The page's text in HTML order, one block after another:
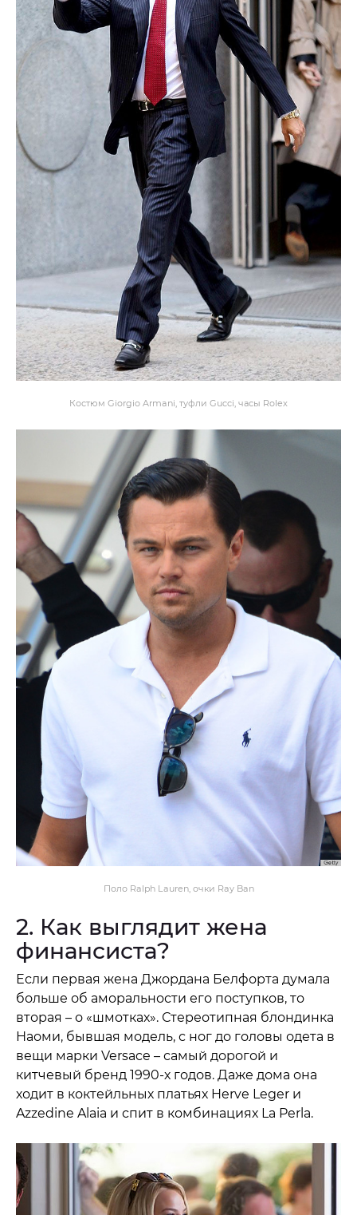
Костюм Giorgio Armani, туфли Gucci, часы Rolex
Поло Ralph Lauren, очки Ray Ban
2. Как выглядит жена
финансиста?
Если первая жена Джордана Белфорта думала
больше об аморальности его поступков, то
вторая – о «шмотках». Стереотипная блондинка
Наоми, бывшая модель, с ног до головы одета в
вещи марки Versace – самый дорогой и
китчевый бренд 1990-х годов. Даже дома она
ходит в коктейльных платьях Herve Leger и
Azzedine Alaia и спит в комбинациях La Perla.